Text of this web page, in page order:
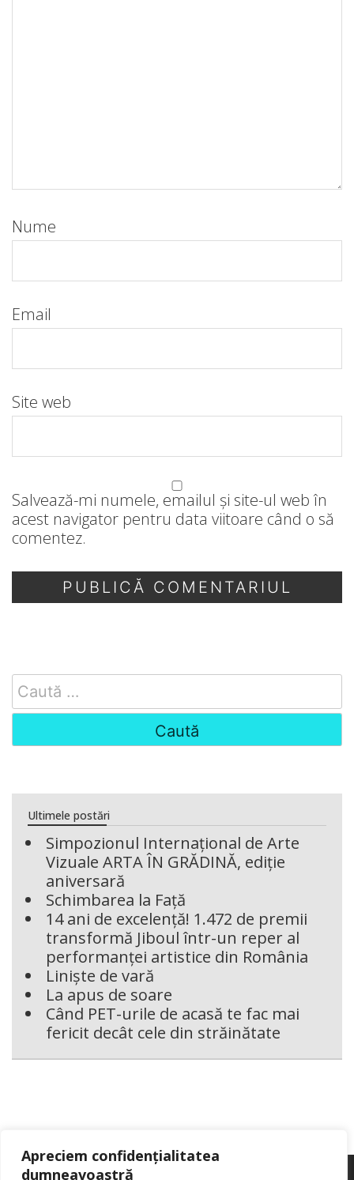
Apreciem confidențialitatea
dumneavoastră
Nume
Email
Site web
Salvează-mi numele, emailul și site-ul web în
acest navigator pentru data viitoare când o să
comentez.
Search
for:
Ultimele postări
Simpozionul Internațional de Arte
Vizuale ARTA ÎN GRĂDINĂ, ediție
aniversară
Schimbarea la Față
14 ani de excelență! 1.472 de premii
transformă Jiboul într-un reper al
performanței artistice din România
Liniște de vară
La apus de soare
Când PET-urile de acasă te fac mai
fericit decât cele din străinătate